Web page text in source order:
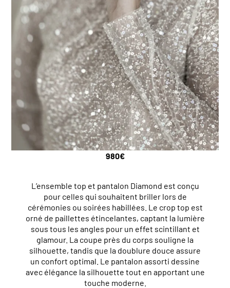
980€
L’ensemble top et pantalon Diamond est conçu
pour celles qui souhaitent briller lors de
cérémonies ou soirées habillées. Le crop top est
orné de paillettes étincelantes, captant la lumière
sous tous les angles pour un effet scintillant et
glamour. La coupe près du corps souligne la
silhouette, tandis que la doublure douce assure
un confort optimal. Le pantalon assorti dessine
avec élégance la silhouette tout en apportant une
touche moderne.